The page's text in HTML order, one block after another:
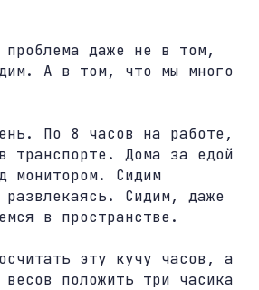
проблема даже не в том,
А в том, что мы много
По 8 часов на работе,
транспорте. Дома за едой
монитором. Сидим
Сидим, даже
в пространстве.
эту кучу часов, а
положить три часика